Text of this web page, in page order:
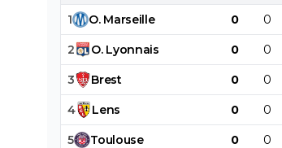
1 O. Marseille 0 0
2 O. Lyonnais 0 0
3 Brest 0 0
4 Lens 0 0
5 Toulouse 0 0